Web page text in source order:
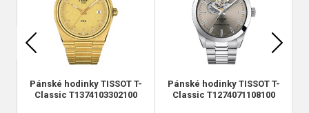
Pánské hodinky TISSOT T-
Classic T1374103302100
Pánské hodinky TISSOT T-
Classic T1274071108100